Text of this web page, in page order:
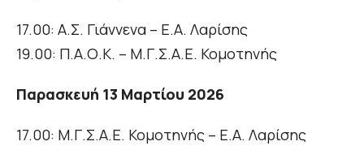
17.00: Α.Σ. Γιάννενα – Ε.Α. Λαρίσης
19.00: Π.Α.Ο.Κ. – Μ.Γ.Σ.Α.Ε. Κομοτηνής
Παρασκευή 13 Μαρτίου 2026
17.00: Μ.Γ.Σ.Α.Ε. Κομοτηνής – Ε.Α. Λαρίσης